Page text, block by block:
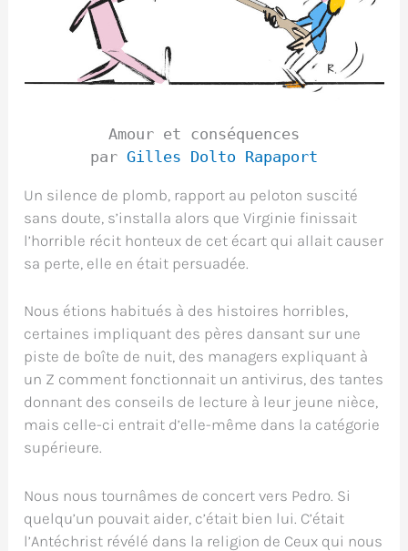
Amour et conséquences
par Gilles Dolto Rapaport
Un silence de plomb, rapport au peloton suscité
sans doute, s’installa alors que Virginie finissait
l’horrible récit honteux de cet écart qui allait causer
sa perte, elle en était persuadée.
Nous étions habitués à des histoires horribles,
certaines impliquant des pères dansant sur une
piste de boîte de nuit, des managers expliquant à
un Z comment fonctionnait un antivirus, des tantes
donnant des conseils de lecture à leur jeune nièce,
mais celle-ci entrait d’elle-même dans la catégorie
supérieure.
Nous nous tournâmes de concert vers Pedro. Si
quelqu’un pouvait aider, c’était bien lui. C’était
l’Antéchrist révélé dans la religion de Ceux qui nous